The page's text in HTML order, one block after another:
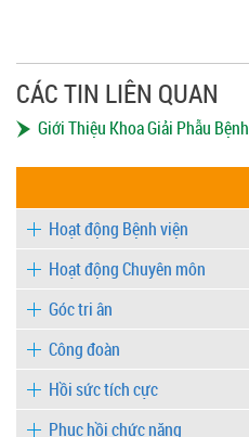
CÁC TIN LIÊN QUAN
Giới Thiệu Khoa Giải Phẫu Bệnh
Hoạt động Bệnh viện
Hoạt động Chuyên môn
Góc tri ân
Công đoàn
Hồi sức tích cực
Phục hồi chức năng